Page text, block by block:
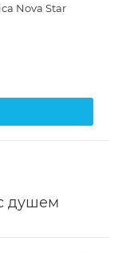
Nova Star
душем